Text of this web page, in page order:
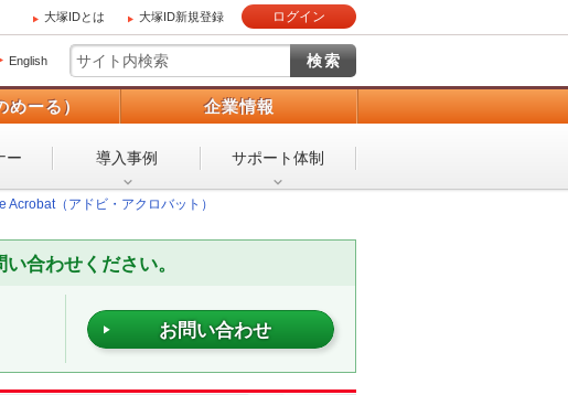
大塚IDとは 大塚ID新規登録 ログイン
English
めーる） 企業情報
ー 導入事例 サポート体制
Acrobat（アドビ・アクロバット）
合わせください。
お問い合わせ